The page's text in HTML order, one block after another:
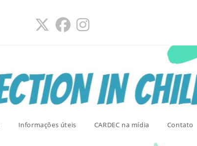
Informações úteis CARDEC na mídia Contato